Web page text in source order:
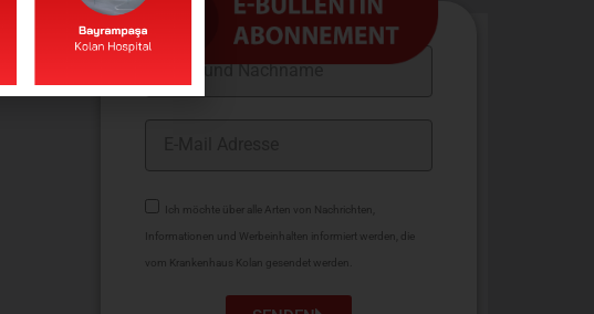
Ich möchte über alle Arten von Nachrichten,
Informationen und Werbeinhalten informiert werden, die
vom Krankenhaus Kolan gesendet werden.